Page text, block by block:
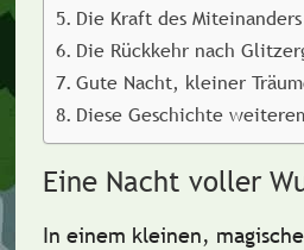
Die Kraft des Miteinanders
Die Rückkehr nach
Gute Nacht, kleiner
Diese Geschichte
Eine Nacht voller
In einem kleinen,